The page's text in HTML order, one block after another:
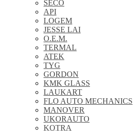
SECO
API
LOGEM
JESSE LAI
O.E.M.
TERMAL
ATEK
TYG
GORDON
KMK GLASS
LAUKART
FLO AUTO MECHANICS
MANOVER
UKORAUTO
KOTRA